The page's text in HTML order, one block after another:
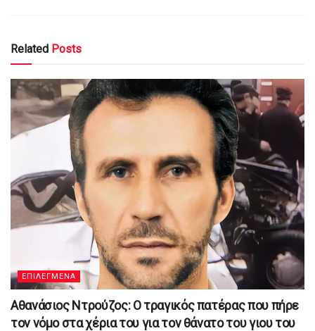
Related Posts
ΕΠΙΛΕΓΜΕΝΑ
Αθανάσιος Ντρούζος: Ο τραγικός πατέρας που πήρε
τον νόμο στα χέρια του για τον θάνατο του γιου του